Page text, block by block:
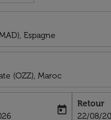
Espagne
(OZZ), Maroc
departure-date-aria-label
today
Retour
fc-
22/08/